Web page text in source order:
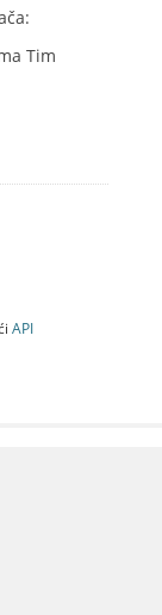
Tim
API